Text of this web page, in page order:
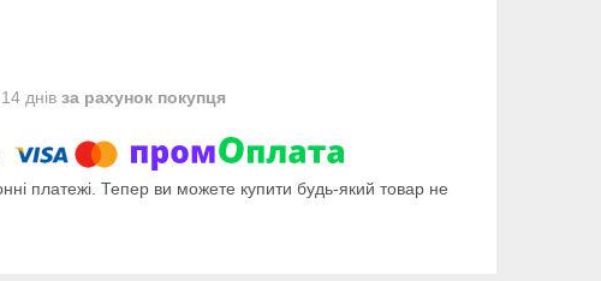
днів за рахунок покупця
платежі. Тепер ви можете купити будь-який товар не